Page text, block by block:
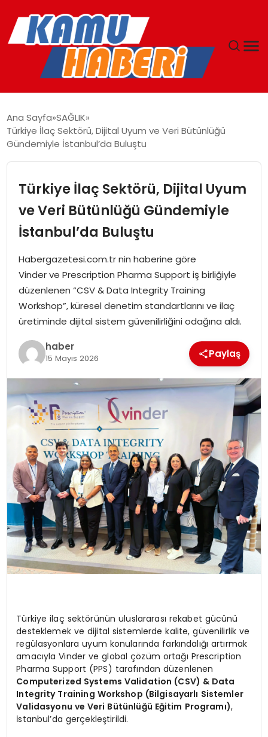
YAŞAM
MAGAZIN
EKONOMI
SPOR
TEKNOLOJI
EĞITIM
GENEL
Ana Sayfa SAĞLIK
Türkiye İlaç Sektörü, Dijital Uyum ve Veri Bütünlüğü
Gündemiyle İstanbul’da Buluştu
Türkiye İlaç Sektörü, Dijital Uyum
ve Veri Bütünlüğü Gündemiyle
İstanbul’da Buluştu
Habergazetesi.com.tr nin haberine göre
Vinder ve Prescription Pharma Support iş birliğiyle
düzenlenen “CSV & Data Integrity Training
Workshop”, küresel denetim standartlarını ve ilaç
üretiminde dijital sistem güvenilirliğini odağına aldı.
haber
15 Mayıs 2026 Paylaş
Türkiye ilaç sektörünün uluslararası rekabet gücünü
desteklemek ve dijital sistemlerde kalite, güvenilirlik ve
regülasyonlara uyum konularında farkındalığı artırmak
amacıyla Vinder ve global çözüm ortağı Prescription
Pharma Support (PPS) tarafından düzenlenen
Computerized Systems Validation (CSV) & Data
Integrity Training Workshop (Bilgisayarlı Sistemler
Validasyonu ve Veri Bütünlüğü Eğitim Programı),
İstanbul’da gerçekleştirildi.